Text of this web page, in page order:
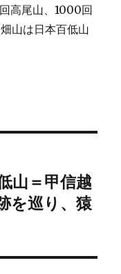
高尾山、1000回
山は日本百低山
山＝甲信越
を巡り、猿